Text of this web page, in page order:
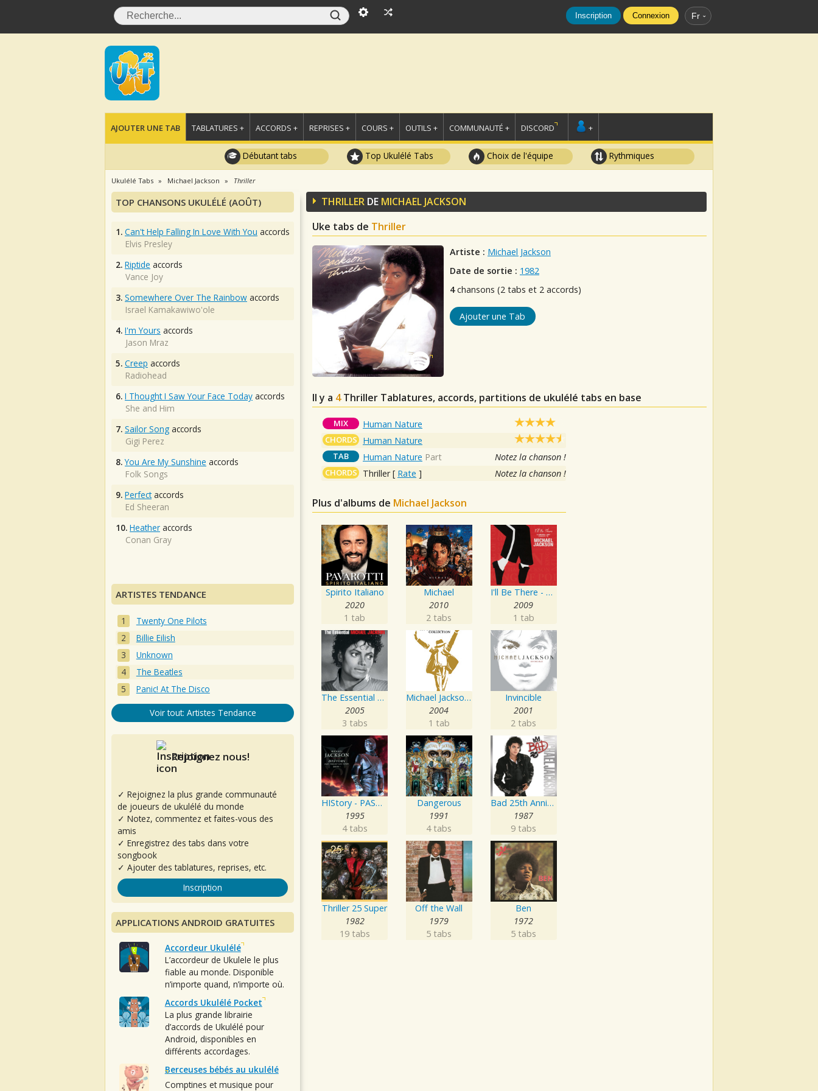
Inscription Connexion Fr
AJOUTER UNE TAB TABLATURES + ACCORDS + REPRISES + COURS + OUTILS + COMMUNAUTÉ + DISCORD +
Débutant tabs Top Ukulélé Tabs Choix de l'équipe Rythmiques
Ukulélé Tabs Michael Jackson Thriller
THRILLER DE MICHAEL JACKSON
Uke tabs de Thriller
Artiste : Michael Jackson
Date de sortie : 1982
4chansons (2 tabs et 2 accords)
Ajouter une Tab
Il y a 4 Thriller Tablatures, accords, partitions de ukulélé tabs en base
MIX Human Nature
CHORDS Human Nature
TAB Human Nature Part Notez la chanson !
CHORDS Thriller[ Rate ] Notez la chanson !
Plus d'albums de Michael Jackson
Spirito Italiano
2020
1 tab
Michael
2010
2 tabs
I'll Be There - A Smooth Jazz Tribute To Michael Jackson
2009
1 tab
The Essential Michael Jackson
2005
3 tabs
Michael Jackson: The Ultimate Collection
2004
1 tab
Invincible
2001
2 tabs
HIStory - PAST, PRESENT AND FUTURE - BOOK I
1995
4 tabs
Dangerous
1991
4 tabs
Bad 25th Anniversary
1987
9 tabs
Thriller 25 Super
1982
19 tabs
Off the Wall
1979
5 tabs
Ben
1972
5 tabs
TOP CHANSONS UKULÉLÉ (AOÛT)
1. Can't Help Falling In Love With You accords
Elvis Presley
2. Riptide accords
Vance Joy
3. Somewhere Over The Rainbow accords
Israel Kamakawiwo'ole
4. I'm Yours accords
Jason Mraz
5. Creep accords
Radiohead
6. I Thought I Saw Your Face Today accords
She and Him
7. Sailor Song accords
Gigi Perez
8. You Are My Sunshine accords
Folk Songs
9. Perfectaccords
Ed Sheeran
10. Heather accords
Conan Gray
ARTISTES TENDANCE
Twenty One Pilots
Billie Eilish
Unknown
The Beatles
Panic! At The Disco
Voir tout: Artistes Tendance
Rejoignez nous!
✓ Rejoignez la plus grande communauté
de joueurs de ukulélé du monde
✓ Notez, commentez et faites-vous des
amis
✓ Enregistrez des tabs dans votre
songbook
✓ Ajouter des tablatures, reprises, etc.
Inscription
APPLICATIONS ANDROID GRATUITES
Accordeur Ukulélé
L’accordeur de Ukulele le plus
fiable au monde. Disponible
n’importe quand, n’importe où.
Accords Ukulélé Pocket
La plus grande librairie
d’accords de Ukulélé pour
Android, disponibles en
différents accordages.
Berceuses bébés au ukulélé
Comptines et musique pour